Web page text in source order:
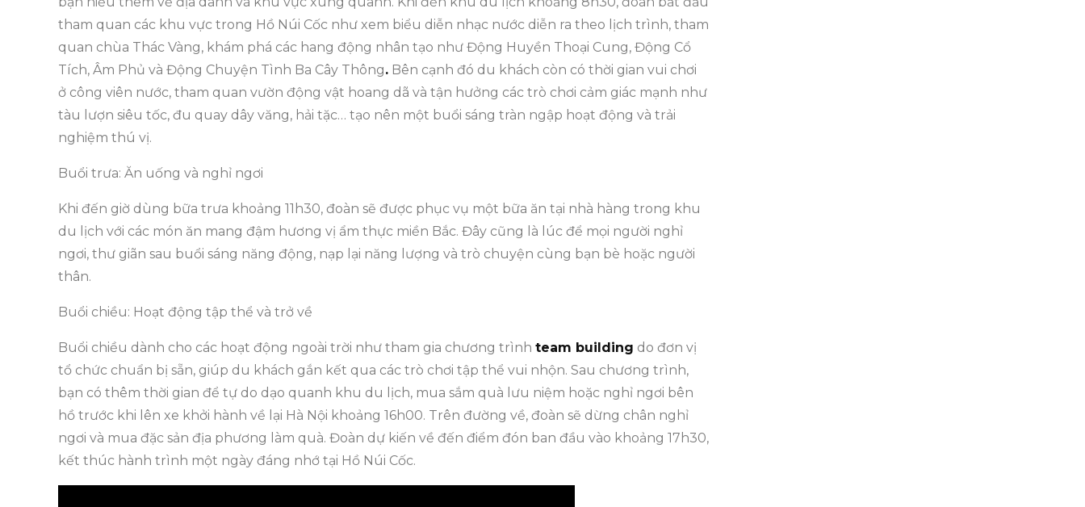
tham quan các khu vực trong Hồ Núi Cốc như xem biểu diễn nhạc nước diễn ra theo lịch trình, tham
quan chùa Thác Vàng, khám phá các hang động nhân tạo như Động Huyền Thoại Cung, Động Cổ
Tích, Âm Phủ và Động Chuyện Tình Ba Cây Thông. Bên cạnh đó du khách còn có thời gian vui chơi
ở công viên nước, tham quan vườn động vật hoang dã và tận hưởng các trò chơi cảm giác mạnh như
tàu lượn siêu tốc, đu quay dây văng, hải tặc… tạo nên một buổi sáng tràn ngập hoạt động và trải
nghiệm thú vị.
Buổi trưa: Ăn uống và nghỉ ngơi
Khi đến giờ dùng bữa trưa khoảng 11h30, đoàn sẽ được phục vụ một bữa ăn tại nhà hàng trong khu
du lịch với các món ăn mang đậm hương vị ẩm thực miền Bắc. Đây cũng là lúc để mọi người nghỉ
ngơi, thư giãn sau buổi sáng năng động, nạp lại năng lượng và trò chuyện cùng bạn bè hoặc người
thân.
Buổi chiều: Hoạt động tập thể và trở về
Buổi chiều dành cho các hoạt động ngoài trời như tham gia chương trình team building do đơn vị
tổ chức chuẩn bị sẵn, giúp du khách gắn kết qua các trò chơi tập thể vui nhộn. Sau chương trình,
bạn có thêm thời gian để tự do dạo quanh khu du lịch, mua sắm quà lưu niệm hoặc nghỉ ngơi bên
hồ trước khi lên xe khởi hành về lại Hà Nội khoảng 16h00. Trên đường về, đoàn sẽ dừng chân nghỉ
ngơi và mua đặc sản địa phương làm quà. Đoàn dự kiến về đến điểm đón ban đầu vào khoảng 17h30,
kết thúc hành trình một ngày đáng nhớ tại Hồ Núi Cốc.